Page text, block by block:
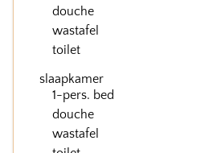
douche
wastafel
toilet
slaapkamer
1-pers. bed
douche
wastafel